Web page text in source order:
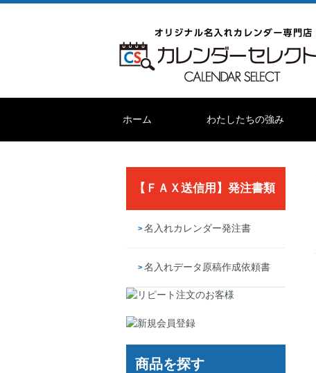
ホーム わたしたちの強み
【ＦＡＸ送信用】発注書類
名入れカレンダー発注書
名入れデータ原稿作成依頼書
商品を探す